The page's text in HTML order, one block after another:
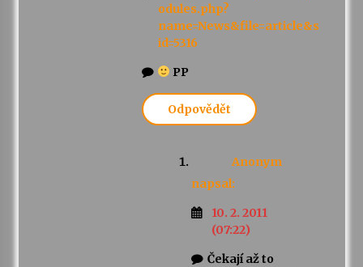
odules.php?
name=News&file=article&s
id=5316
PP
Odpovědět
Anonym
napsal:
10. 2. 2011
(07:22)
Čekají až to